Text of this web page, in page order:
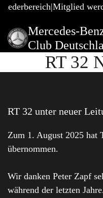
Mitglied
Mercedes-
Club
RT 32
RT 32 unter neuer
Zum 1. August 2025 hat
übernommen.
Wir danken Peter Zapf
während der letzten